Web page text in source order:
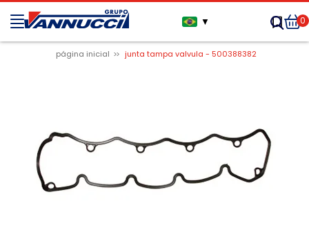
▼ 0
página inicial junta tampa valvula - 500388382